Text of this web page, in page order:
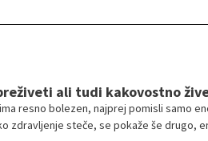
ali tudi kakovostno
resno bolezen, najprej pomisli samo
zdravljenje steče, se pokaže še drugo,